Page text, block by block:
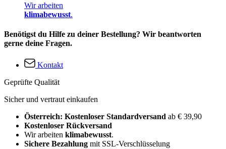
Wir arbeiten
klimabewusst.
Benötigst du Hilfe zu deiner Bestellung? Wir beantworten
gerne deine Fragen.
Kontakt
Geprüfte Qualität
Sicher und vertraut einkaufen
Österreich: Kostenloser Standardversand ab € 39,90
Kostenloser Rückversand
Wir arbeiten klimabewusst.
Sichere Bezahlung mit SSL-Verschlüsselung